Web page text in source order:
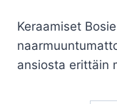
Keraamiset
ansiosta erittäin